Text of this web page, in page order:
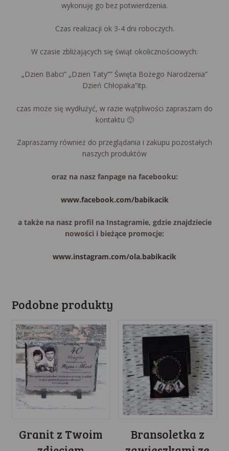
wykonuję go bez potwierdzenia.
Czas realizacji ok 3-4 dni roboczych.
W czasie zbliżających się świąt okolicznościowych:
„Dzien Babci” „Dzien Taty”” Święta Bożego Narodzenia”
Dzień Chłopaka”itp.
czas może się wydłużyć, w razie wątpliwości zapraszam do
kontaktu 🙂
Zapraszamy również do przeglądania i zakupu pozostałych
naszych produktów
oraz na nasz fanpage na facebooku:
www.facebook.com/babikacik
a także na nasz profil na Instagramie, gdzie znajdziecie
nowości i bieżące promocje:
www.instagram.com/ola.babikacik
Podobne produkty
Granit z Twoim
Bransoletka z